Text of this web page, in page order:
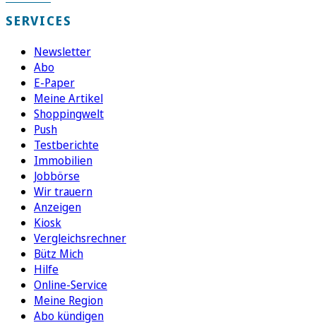
SERVICES
Newsletter
Abo
E-Paper
Meine Artikel
Shoppingwelt
Push
Testberichte
Immobilien
Jobbörse
Wir trauern
Anzeigen
Kiosk
Vergleichsrechner
Bütz Mich
Hilfe
Online-Service
Meine Region
Abo kündigen